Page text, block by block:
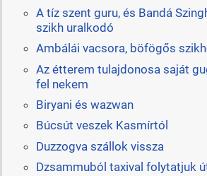
A tíz szent guru, és Bandá
szikh uralkodó
Ambálái vacsora, böfögős
Az étterem tulajdonosa saját
fel nekem
Biryani és wazwan
Búcsút veszek Kasmírtól
Duzzogva szállok vissza
Dzsammuból taxival folytatjuk